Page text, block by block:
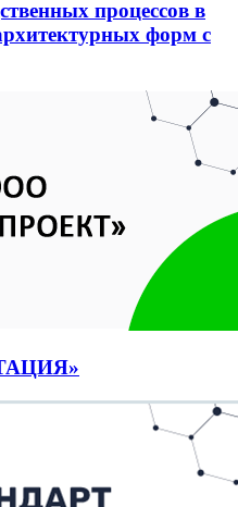
процессов в
форм с